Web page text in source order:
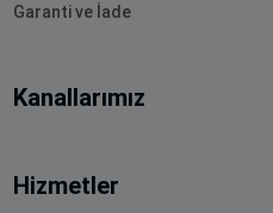
Garanti ve İade
Kanallarımız
Hizmetler